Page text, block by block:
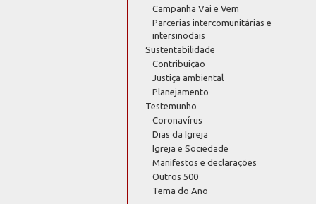
Campanha Vai e Vem
Parcerias intercomunitárias e
intersinodais
Sustentabilidade
Contribuição
Justiça ambiental
Planejamento
Testemunho
Coronavírus
Dias da Igreja
Igreja e Sociedade
Manifestos e declarações
Outros 500
Tema do Ano